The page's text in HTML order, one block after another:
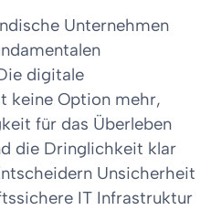
Unternehmen
digitale
keine Option mehr,
für das Überleben
die Dringlichkeit klar
Unsicherheit
IT Infrastruktur